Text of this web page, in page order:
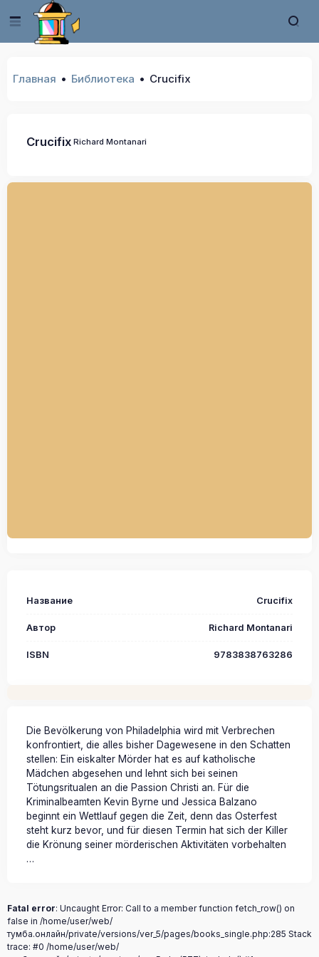
Главная Библиотека Crucifix
Crucifix Richard Montanari
Название Crucifix
Автор Richard Montanari
ISBN 9783838763286
Die Bevölkerung von Philadelphia wird mit Verbrechen
konfrontiert, die alles bisher Dagewesene in den Schatten
stellen: Ein eiskalter Mörder hat es auf katholische
Mädchen abgesehen und lehnt sich bei seinen
Tötungsritualen an die Passion Christi an. Für die
Kriminalbeamten Kevin Byrne und Jessica Balzano
beginnt ein Wettlauf gegen die Zeit, denn das Osterfest
steht kurz bevor, und für diesen Termin hat sich der Killer
die Krönung seiner mörderischen Aktivitäten vorbehalten
…
Fatal error: Uncaught Error: Call to a member function fetch_row() on
false in /home/user/web/
тумба.онлайн/private/versions/ver_5/pages/books_single.php:285 Stack
trace: #0 /home/user/web/